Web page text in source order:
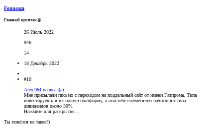
Fonneaza
Главный криптан🥈
26 Июль 2022
946
14
18 Декабрь 2022
#10
AlexDM написал(а):
Мне присылали письмо с переходом на поддельный сайт от имени Газпрома. Типа
инвестируешь в их новую платформу, а они тебе ежемесячно начисляют типа
дивидендов около 30%.
Нажмите для раскрытия...
Ты повёлся на такое?)